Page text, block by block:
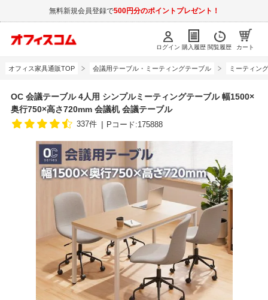
無料新規会員登録で500円分のポイントプレゼント！
ログイン 購入履歴 閲覧履歴 カート
オフィス家具通販TOP 会議用テーブル・ミーティングテーブル ミーティン
OC 会議テーブル 4人用 シンプルミーティングテーブル 幅1500×
奥行750×高さ720mm 会議机 会議テーブル
337件 Pコード:175888